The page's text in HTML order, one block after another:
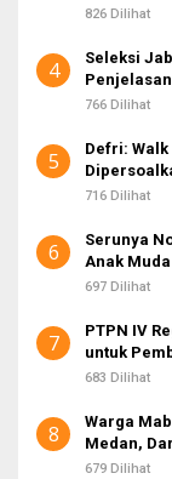
826 Dilihat
4
Seleksi
766 Dilihat
5
Defri:
716 Dilihat
6
Serunya
Anak
697 Dilihat
7
PTPN IV
untuk
683 Dilihat
8
Warga
Medan,
Layanan IKD
679 Dilihat